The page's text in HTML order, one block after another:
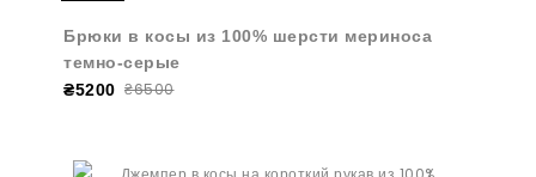
Брюки в косы из 100% шерсти мериноса
темно-серые
₴5200 ₴6500